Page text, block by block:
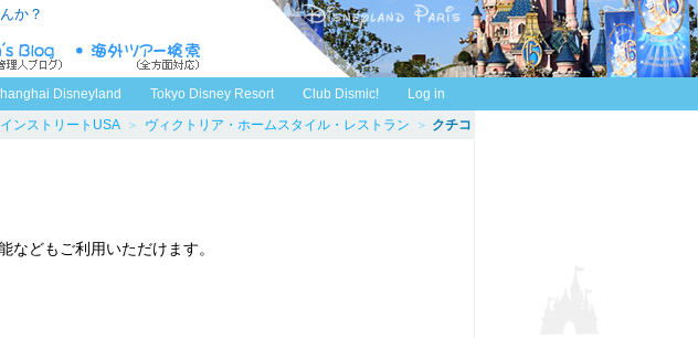
か？
Disneyland Tokyo Disney Resort Club Dismic!
Log in
ンストリートUSA ＞ ヴィクトリア・ホームスタイル・レストラン ＞ クチコ
などもご利用いただけます。